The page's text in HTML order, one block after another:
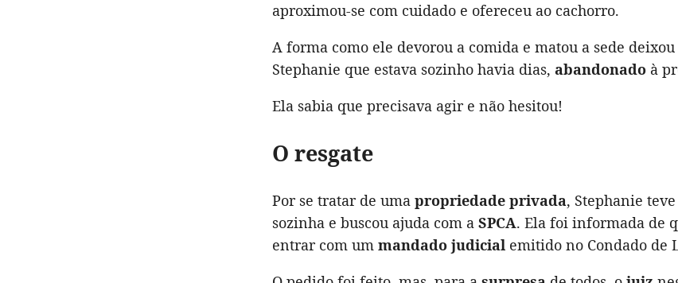
aproximou-se com cuidado e ofereceu ao cachorro.
A forma como ele devorou a comida e matou a sede
Stephanie que estava sozinho havia dias, abandonado à
Ela sabia que precisava agir e não hesitou!
O resgate
Por se tratar de uma propriedade privada, Stephanie teve
sozinha e buscou ajuda com a SPCA. Ela foi informada de
entrar com um mandado judicial emitido no Condado de